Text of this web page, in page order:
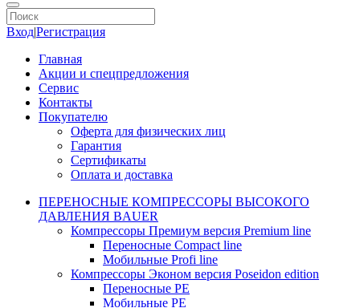
Вход|Регистрация
Главная
Акции и спецпредложения
Сервис
Контакты
Покупателю
Оферта для физических лиц
Гарантия
Сертификаты
Оплата и доставка
ПЕРЕНОСНЫЕ КОМПРЕССОРЫ ВЫСОКОГО
ДАВЛЕНИЯ BAUER
Компрессоры Премиум версия Premium line
Переносные Compact line
Мобильные Profi line
Компрессоры Эконом версия Poseidon edition
Переносные PE
Мобильные PE